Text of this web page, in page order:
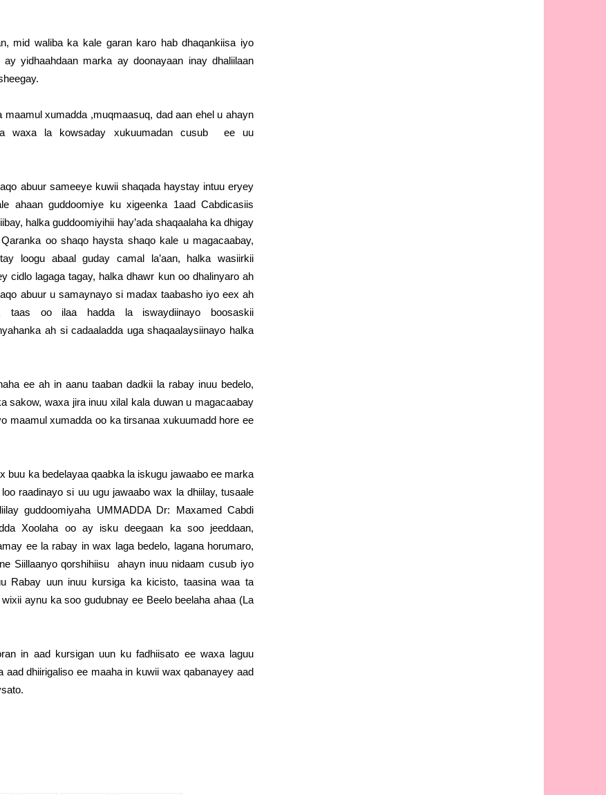
mid waliba ka kale garan karo hab dhaqankiisa iyo
yidhaahdaan marka ay doonayaan inay dhaliilaan
xumadda ,muqmaasuq, dad aan ehel u ahayn
waxa la kowsaday xukuumadan cusub ee uu
abuur sameeye kuwii shaqada haystay intuu eryey
ahaan guddoomiye ku xigeenka 1aad Cabdicasiis
halka guddoomiyihii hay’ada shaqaalaha ka dhigay
oo shaqo haysta shaqo kale u magacaabay,
loogu abaal guday camal la’aan, halka wasiirkii
cidlo lagaga tagay, halka dhawr kun oo dhalinyaro ah
abuur u samaynayo si madax taabasho iyo eex ah
taas oo ilaa hadda la iswaydiinayo boosaskii
ah si cadaaladda uga shaqaalaysiinayo halka
ee ah in aanu taaban dadkii la rabay inuu bedelo,
sakow, waxa jira inuu xilal kala duwan u magacaabay
maamul xumadda oo ka tirsanaa xukuumadd hore ee
buu ka bedelayaa qaabka la iskugu jawaabo ee marka
raadinayo si uu ugu jawaabo wax la dhiilay, tusaale
guddoomiyaha UMMADDA Dr: Maxamed Cabdi
Xoolaha oo ay isku deegaan ka soo jeeddaan,
ee la rabay in wax laga bedelo, lagana horumaro,
Siillaanyo qorshihiisu ahayn inuu nidaam cusub iyo
Rabay uun inuu kursiga ka kicisto, taasina waa ta
aynu ka soo gudubnay ee Beelo beelaha ahaa (La
in aad kursigan uun ku fadhiisato ee waxa laguu
dhiirigaliso ee maaha in kuwii wax qabanayey aad